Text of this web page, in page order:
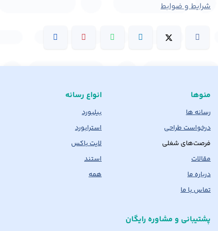
شرایط و ضوابط
منوها
رسانه ها
درخواست طراحی
فرصت‌های شغلی
مقالات
درباره ما
تماس با ما
انواع رسانه
بیلبورد
استرابورد
لایت باکس
استند
همه
پشتیبانی و مشاوره رایگان